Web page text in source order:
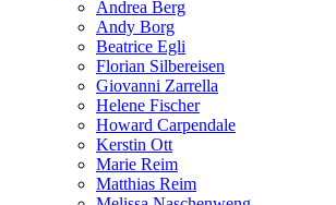
Andrea Berg
Andy Borg
Beatrice Egli
Florian Silbereisen
Giovanni Zarrella
Helene Fischer
Howard Carpendale
Kerstin Ott
Marie Reim
Matthias Reim